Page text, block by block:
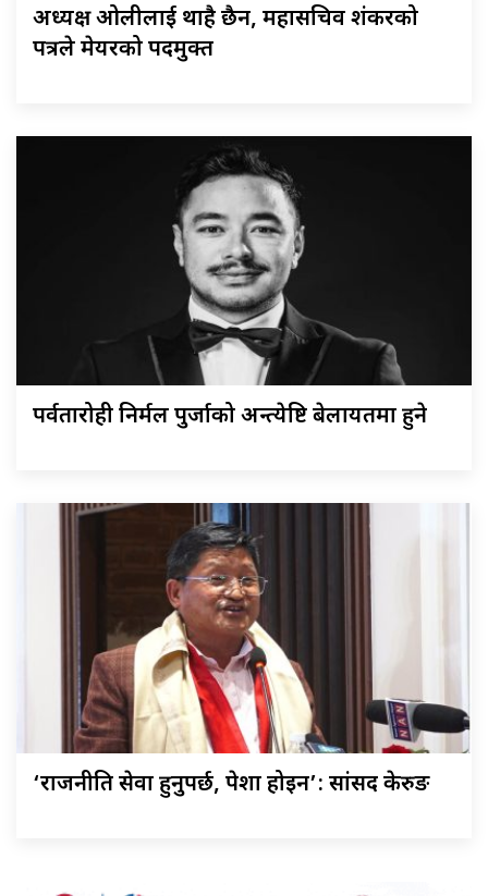
अध्यक्ष ओलीलाई थाहै छैन, महासचिव शंकरको
पत्रले मेयरको पदमुक्त
पर्वतारोही निर्मल पुर्जाको अन्त्येष्टि बेलायतमा हुने
‘राजनीति सेवा हुनुपर्छ, पेशा होइन’: सांसद केरुङ